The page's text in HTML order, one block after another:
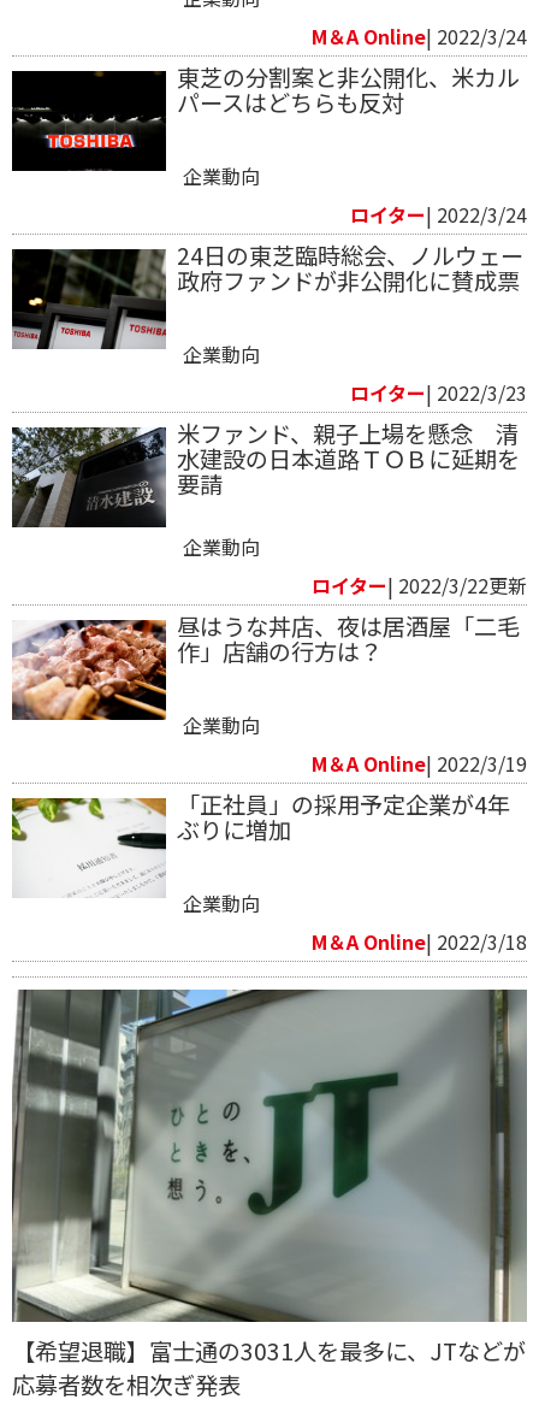
M＆A Online| 2022/3/24
東芝の分割案と非公開化、米カル
パースはどちらも反対
企業動向
ロイター| 2022/3/24
24日の東芝臨時総会、ノルウェー
政府ファンドが非公開化に賛成票
企業動向
ロイター| 2022/3/23
米ファンド、親子上場を懸念 清
水建設の日本道路ＴＯＢに延期を
要請
企業動向
ロイター| 2022/3/22更新
昼はうな丼店、夜は居酒屋「二毛
作」店舗の行方は？
企業動向
M＆A Online| 2022/3/19
「正社員」の採用予定企業が4年
ぶりに増加
企業動向
M＆A Online| 2022/3/18
【希望退職】富士通の3031人を最多に、JTなどが
応募者数を相次ぎ発表